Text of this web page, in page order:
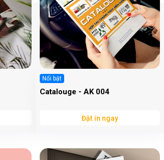
Nổi bật
Catalouge - AK 004
Đặt in ngay